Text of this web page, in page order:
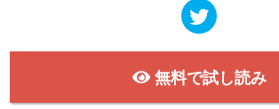
無料で試し読み